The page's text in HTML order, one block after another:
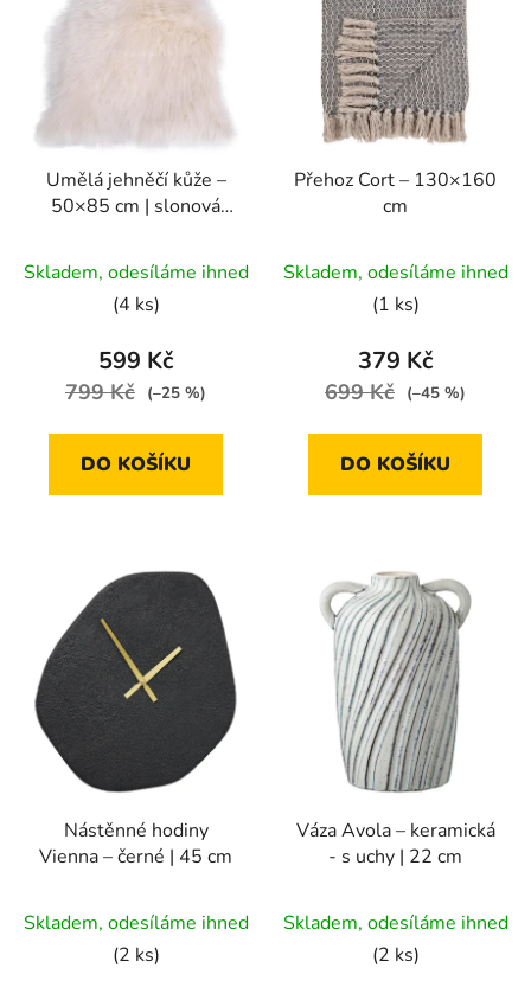
Umělá jehněčí kůže –
50×85 cm | slonová
hodnocení
produktu
je
5,0
hvězdiček.
Skladem, odesíláme ihned
(4 ks)
599 Kč
799 Kč (–25 %)
DO KOŠÍKU
Přehoz Cort – 130×160
cm
Skladem, odesíláme ihned
(1 ks)
379 Kč
699 Kč (–45 %)
DO KOŠÍKU
Nástěnné hodiny
Vienna – černé | 45 cm
Skladem, odesíláme ihned
(2 ks)
Váza Avola – keramická
- s uchy | 22 cm
Skladem, odesíláme ihned
(2 ks)